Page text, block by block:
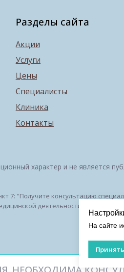
Разделы сайта
Акции
Услуги
Цены
Специалисты
Клиника
Контакты
характер и не является
7: "Получите консультацию
деятельности № ЛО-50-01-
На сайте